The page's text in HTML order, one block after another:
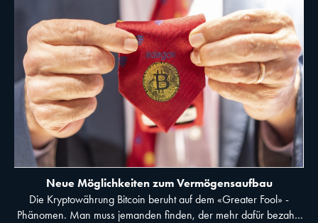
Neue Möglichkeiten zum Vermögensaufbau
Die Kryptowährung Bitcoin beruht auf dem «Greater Fool» -
Phänomen. Man muss jemanden finden, der mehr dafür bezahlt,